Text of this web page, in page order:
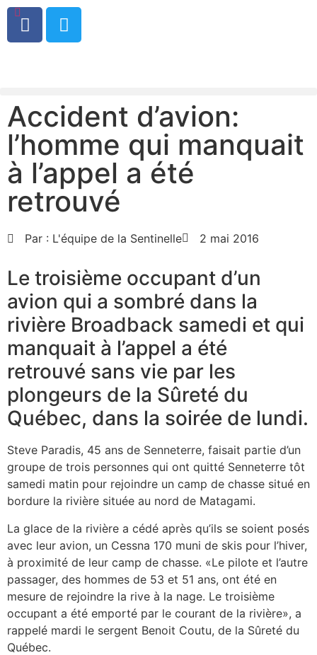
0
Accident d’avion:
l’homme qui manquait
à l’appel a été
retrouvé
Par : L'équipe de la Sentinelle 2 mai 2016
Le troisième occupant d’un
avion qui a sombré dans la
rivière Broadback samedi et qui
manquait à l’appel a été
retrouvé sans vie par les
plongeurs de la Sûreté du
Québec, dans la soirée de lundi.
Steve Paradis, 45 ans de Senneterre, faisait partie d’un
groupe de trois personnes qui ont quitté Senneterre tôt
samedi matin pour rejoindre un camp de chasse situé en
bordure la rivière située au nord de Matagami.
La glace de la rivière a cédé après qu’ils se soient posés
avec leur avion, un Cessna 170 muni de skis pour l’hiver,
à proximité de leur camp de chasse. «Le pilote et l’autre
passager, des hommes de 53 et 51 ans, ont été en
mesure de rejoindre la rive à la nage. Le troisième
occupant a été emporté par le courant de la rivière», a
rappelé mardi le sergent Benoit Coutu, de la Sûreté du
Québec.